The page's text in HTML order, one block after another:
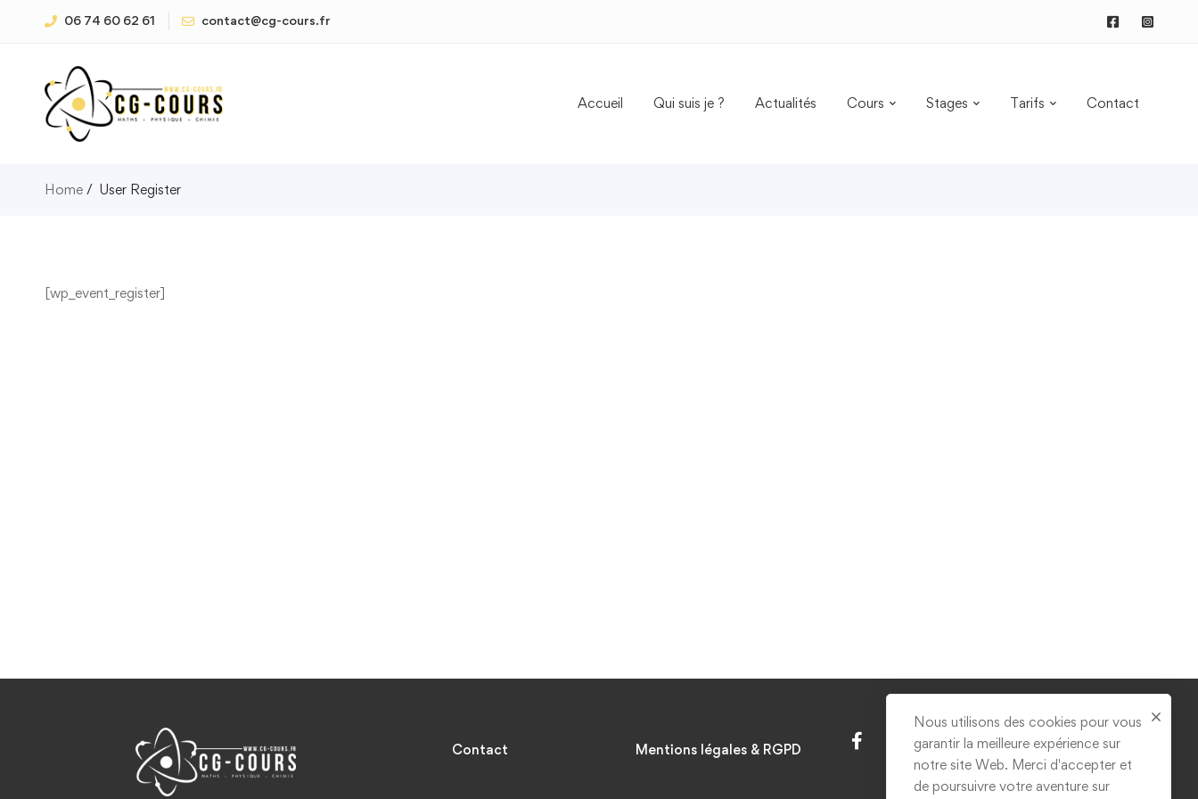
06 74 60 62 61 contact@cg-cours.fr
Accueil Qui suis je ? Actualités Cours Stages Tarifs Contact
Home User Register
[wp_event_register]
Contact Mentions légales & RGPD
Nous utilisons des cookies pour vous
garantir la meilleure expérience sur
notre site Web. Merci d'accepter et
de poursuivre votre aventure sur